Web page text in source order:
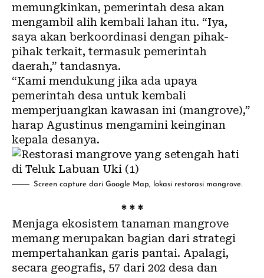
memungkinkan, pemerintah desa akan
mengambil alih kembali lahan itu. “Iya,
saya akan berkoordinasi dengan pihak-
pihak terkait, termasuk pemerintah
daerah,” tandasnya.
“Kami mendukung jika ada upaya
pemerintah desa untuk kembali
memperjuangkan kawasan ini (mangrove),”
harap Agustinus mengamini keinginan
kepala desanya.
Screen capture dari Google Map, lokasi restorasi mangrove.
* * *
Menjaga ekosistem tanaman mangrove
memang merupakan bagian dari strategi
mempertahankan garis pantai. Apalagi,
secara geografis, 57 dari 202 desa dan